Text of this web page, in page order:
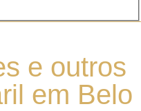
e outros
em Belo